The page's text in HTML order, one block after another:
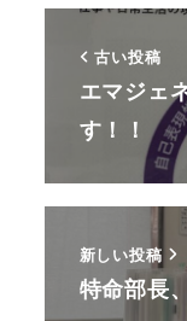
古い投稿
エマジェ
す！！
新しい投稿
特命部長